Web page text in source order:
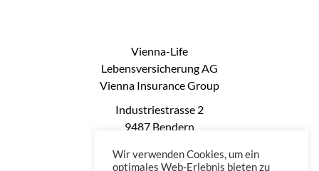
Vienna-Life
Lebensversicherung AG
Vienna Insurance Group
Industriestrasse 2
9487 Bendern
Phone: +423 235 0660
Wir verwenden Cookies, um ein
optimales Web-Erlebnis bieten zu